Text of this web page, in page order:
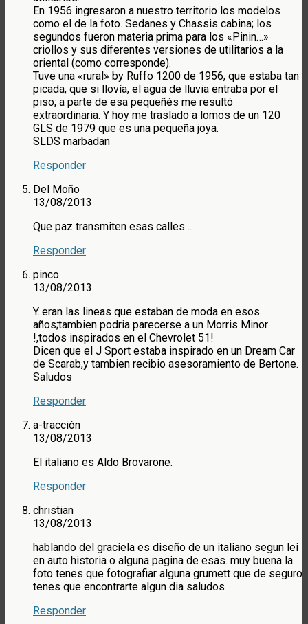
En 1956 ingresaron a nuestro territorio los modelos
como el de la foto. Sedanes y Chassis cabina; los
segundos fueron materia prima para los «Pinin…»
criollos y sus diferentes versiones de utilitarios a la
oriental (como corresponde).
Tuve una «rural» by Ruffo 1200 de 1956, que estaba tan
picada, que si llovía, el agua de lluvia entraba por el
piso; a parte de esa pequeñés me resultó
extraordinaria. Y hoy me traslado a lomos de un 120
GLS de 1979 que es una pequeña joya.
SLDS marbadan
Responder
Del Moño
13/08/2013
Que paz transmiten esas calles…
Responder
pinco
13/08/2013
Y..eran las lineas que estaban de moda en esos
años;tambien podria parecerse a un Morris Minor
!,todos inspirados en el Chevrolet 51!
Dicen que el J Sport estaba inspirado en un Dream Car
de Scarab,y tambien recibio asesoramiento de Bertone.
Saludos
Responder
a-tracción
13/08/2013
El italiano es Aldo Brovarone.
Responder
christian
13/08/2013
hablando del graciela es diseño de un italiano segun lei
en auto historia o alguna pagina de esas. muy buena la
foto tenes que fotografiar alguna grumett que de seguro
tenes que encontrarte algun dia saludos
Responder